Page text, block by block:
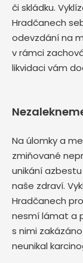
či skládku.
Hradčanech
odevzdání na
v rámci
likvidaci vám
Na úlomky a
zmiňované
unikání
naše zdraví.
Hradčanech
nesmí lámat a
s nimi
neunikal